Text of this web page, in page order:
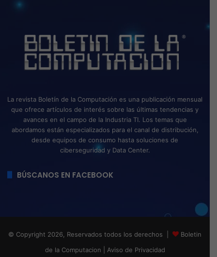
La revista Boletín de la Computación es una publicación mensual
que ofrece artículos de interés sobre las últimas tendencias y
avances en el campo de la Industria TI. Los temas que
abordamos están especializados para el canal de distribución,
desde equipos de consumo hasta soluciones de
ciberseguridad y Data Center.
BÚSCANOS EN FACEBOOK
© Copyright 2026, Reservados todos los derechos |
Boletin
de la Computacion
Aviso de Privacidad